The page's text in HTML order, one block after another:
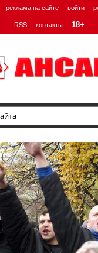
реклама на сайте войти
RSS контакты 18+